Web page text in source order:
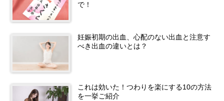
で！
妊娠初期の出血、心配のない出血と注意す
べき出血の違いとは？
これは効いた！つわりを楽にする10の方法
を一挙ご紹介